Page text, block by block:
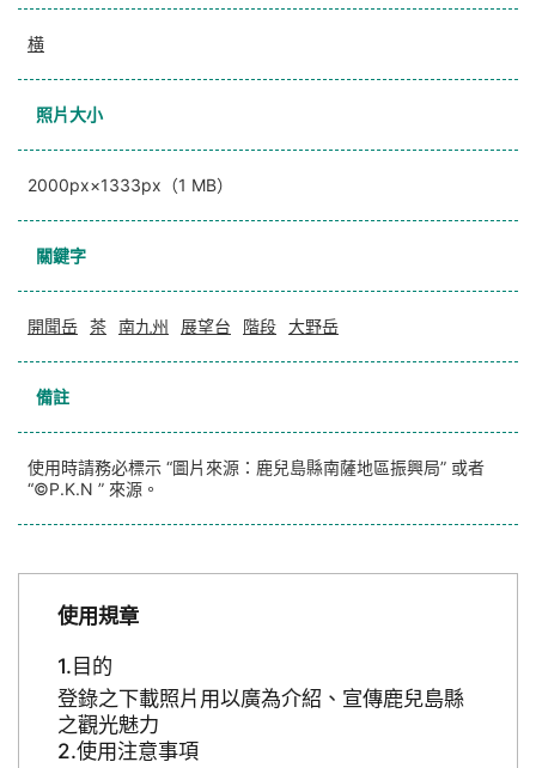
横
照片大小
2000px×1333px（1 MB）
關鍵字
開聞岳 茶 南九州 展望台 階段 大野岳
備註
使用時請務必標示 “圖片來源：鹿兒島縣南薩地區振興局” 或者
“©P.K.N ” 來源。
使用規章
目的
登錄之下載照片用以廣為介紹、宣傳鹿兒島縣
之觀光魅力
使用注意事項